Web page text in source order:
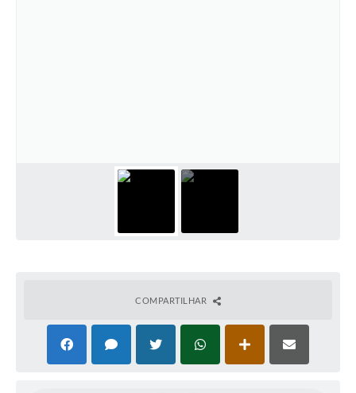
Associação dos Servidores Públicos Municipais de
Vinhedo
COMPARTILHAR